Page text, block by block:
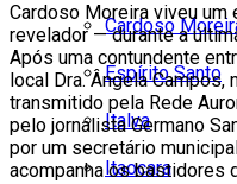
Cardoso
Espírito Santo
Italva
Itaocara
Cardoso Moreira viveu
revelador — durante a
Após uma contundente
local Dra. Ângela Campos,
transmitido pela Rede
pelo jornalista Germano
por um secretário
acompanha os bastidores